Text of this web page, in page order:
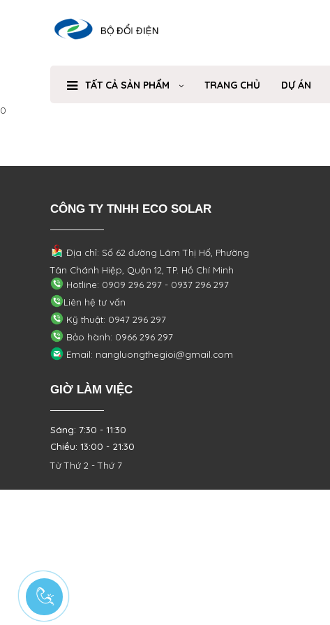
TẤT CẢ SẢN PHẨM TRANG CHỦ DỰ ÁN
0
CÔNG TY TNHH ECO SOLAR
Địa chỉ: Số 62 đường Lâm Thị Hố, Phường
Tân Chánh Hiệp, Quận 12, TP. Hồ Chí Minh
Hotline: 0909 296 297 - 0937 296 297
Liên hệ tư vấn
Kỹ thuật: 0947 296 297
Bảo hành: 0966 296 297
Email: nangluongthegioi@gmail.com
GIỜ LÀM VIỆC
Sáng: 7:30 - 11:30
Chiều: 13:00 - 21:30
Từ Thứ 2 - Thứ 7